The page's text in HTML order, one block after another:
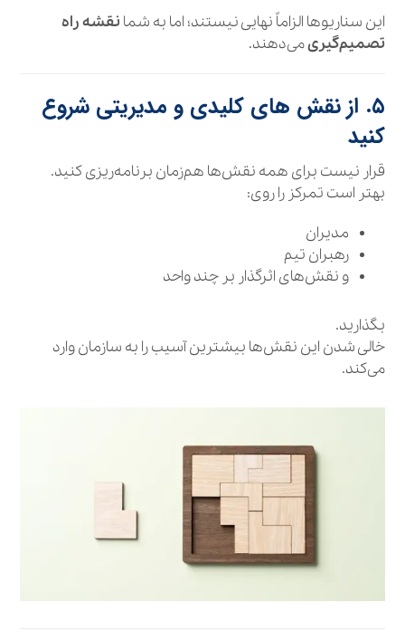
این سناریوها الزاماً نهایی نیستند؛ اما به شما نقشه راه
تصمیم‌گیریمی‌دهند.
۵. از نقش‌ های کلیدی و مدیریتی شروع
کنید
قرار نیست برای همه نقش‌ها هم‌زمان برنامه‌ریزی کنید.
بهتر است تمرکز را روی:
مدیران
رهبران تیم
و نقش‌های اثرگذار بر چند واحد
بگذارید.
خالی شدن این نقش‌ها بیشترین آسیب را به سازمان وارد
می‌کند.